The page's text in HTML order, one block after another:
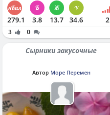
279.1 3.8 13.7 34.6 2
3 0
Сырники закусочные
Автор Море Перемен